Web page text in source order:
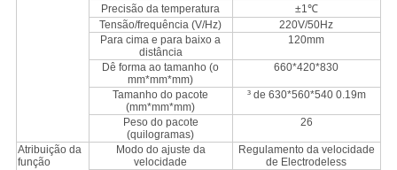
Precisão da temperatura
±1℃
Tensão/frequência (V/Hz)
220V/50Hz
Para cima e para baixo a
distância
120mm
Dê forma ao tamanho (o
mm*mm*mm)
660*420*830
Tamanho do pacote
(mm*mm*mm)
³ de 630*560*540 0.19m
Peso do pacote
(quilogramas)
26
Atribuição da
função
Modo do ajuste da
velocidade
Regulamento da velocidade
de Electrodeless